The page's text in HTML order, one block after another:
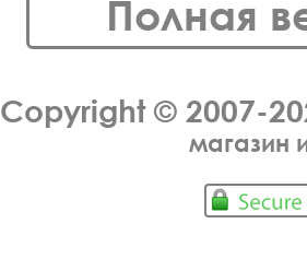
Полная
Copyright © 2007-
магазин